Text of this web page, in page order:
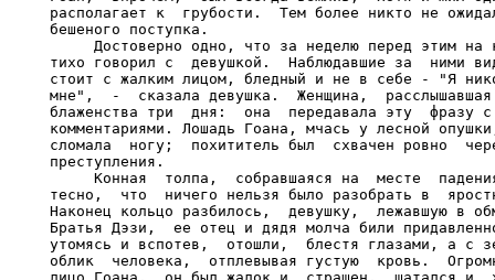
располагает к  грубости.  Тем более никто не
бешеного поступка.
Достоверно одно, что за неделю перед этим на
тихо говорил с  девушкой.  Наблюдавшие за  ними
стоит с жалким лицом, бледный и не в себе - "Я
мне",  -  сказала девушка.  Женщина,
блаженства три  дня:  она  передавала эту  фразу с
комментариями. Лошадь Гоана, мчась у лесной
сломала  ногу;  похититель был  схвачен ровно
преступления.
Конная  толпа,  собравшаяся на  месте
тесно,  что  ничего нельзя было разобрать в
Наконец кольцо разбилось,  девушку,  лежавшую в
Братья Дэзи,  ее отец и дядя молча били
утомясь и вспотев,  отошли,  блестя глазами, а с
облик  человека,  отплевывая густую  кровь.